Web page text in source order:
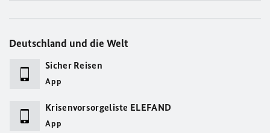
Deutschland und die Welt
Sicher Reisen
App
Krisenvorsorgeliste ELEFAND
App